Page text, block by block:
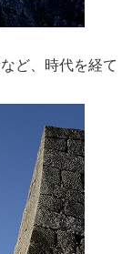
ど、時代を経て